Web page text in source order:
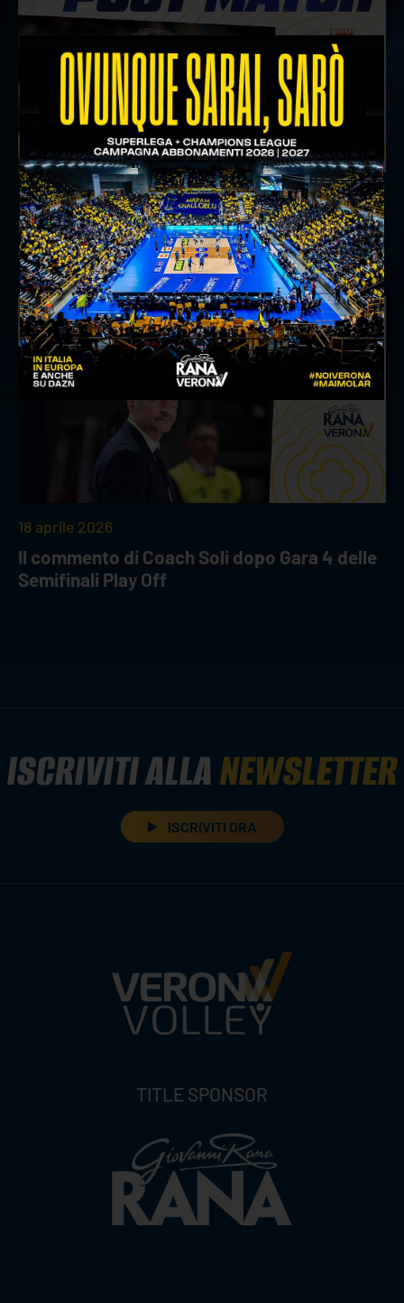
18 aprile 2026
Il commento del ds Lami dopo Gara 4 delle
Semifinali Play Off
INTERVIEWS
18 aprile 2026
Il commento di Coach Soli dopo Gara 4 delle
Semifinali Play Off
ISCRIVITI ALLANEWSLETTER
ISCRIVITI ORA
TITLE SPONSOR